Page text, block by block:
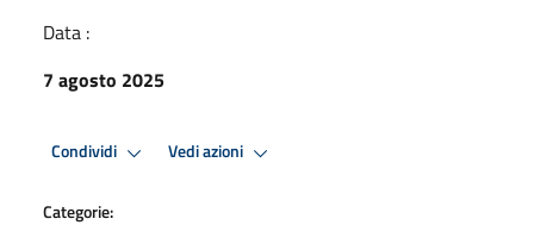
Data :
7 agosto 2025
Condividi Vedi azioni
Categorie: